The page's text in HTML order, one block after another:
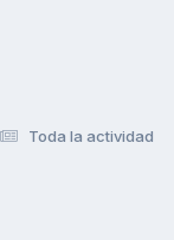
Toda la actividad